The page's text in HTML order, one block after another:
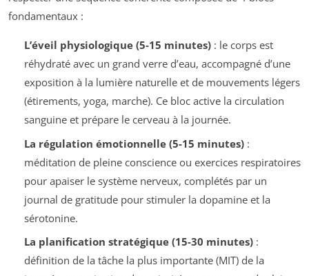
fondamentaux :
L’éveil physiologique (5-15 minutes): le corps est
réhydraté avec un grand verre d’eau, accompagné d’une
exposition à la lumière naturelle et de mouvements légers
(étirements, yoga, marche). Ce bloc active la circulation
sanguine et prépare le cerveau à la journée.
La régulation émotionnelle (5-15 minutes):
méditation de pleine conscience ou exercices respiratoires
pour apaiser le système nerveux, complétés par un
journal de gratitude pour stimuler la dopamine et la
sérotonine.
La planification stratégique (15-30 minutes):
définition de la tâche la plus importante (MIT) de la